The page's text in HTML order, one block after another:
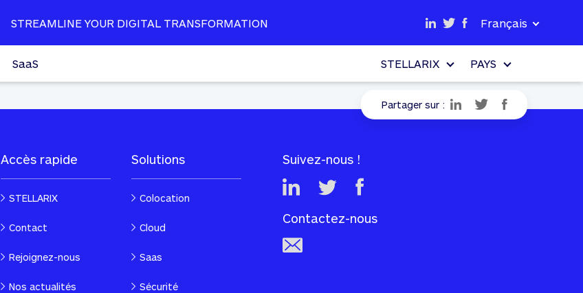
STREAMLINE YOUR DIGITAL TRANSFORMATION Français
SaaS STELLARIX PAYS
Partager sur :
Accès rapide
STELLARIX
Contact
Rejoignez-nous
Nos actualités
Solutions
Colocation
Cloud
Saas
Sécurité
Suivez-nous !
Contactez-nous